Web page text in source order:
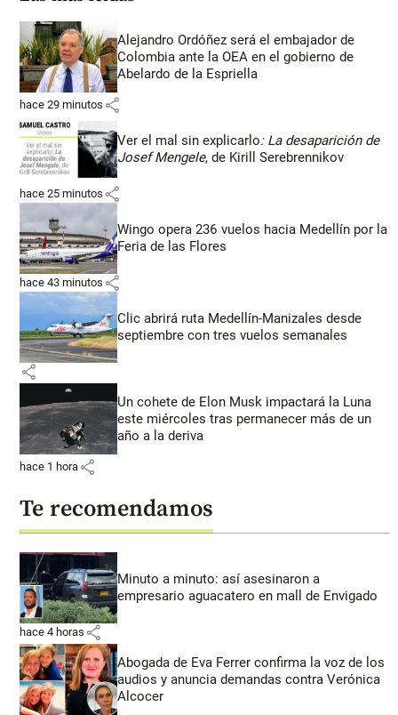
Alejandro Ordóñez será el embajador de
Colombia ante la OEA en el gobierno de
Abelardo de la Espriella
hace 29 minutos share
Ver el mal sin explicarlo: La desaparición de
Josef Mengele, de Kirill Serebrennikov
hace 25 minutos share
Wingo opera 236 vuelos hacia Medellín por la
Feria de las Flores
hace 43 minutos share
Clic abrirá ruta Medellín-Manizales desde
septiembre con tres vuelos semanales
share
Un cohete de Elon Musk impactará la Luna
este miércoles tras permanecer más de un
año a la deriva
hace 1 hora share
Te recomendamos
Minuto a minuto: así asesinaron a
empresario aguacatero en mall de Envigado
hace 4 horas share
Abogada de Eva Ferrer confirma la voz de los
audios y anuncia demandas contra Verónica
Alcocer